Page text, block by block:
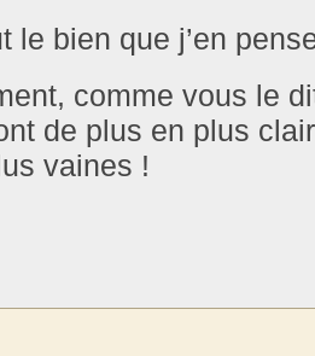
le bien que j’en
comme vous le
de plus en plus
vaines !